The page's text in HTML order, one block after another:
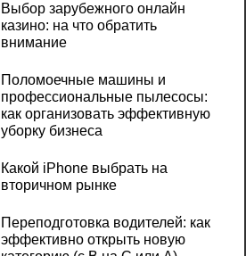
Выбор зарубежного онлайн
казино: на что обратить
внимание
Поломоечные машины и
профессиональные пылесосы:
как организовать эффективную
уборку бизнеса
Какой iPhone выбрать на
вторичном рынке
Переподготовка водителей: как
эффективно открыть новую